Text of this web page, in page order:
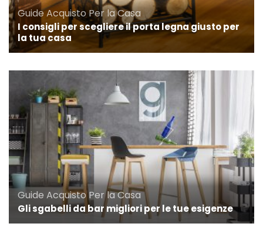
Guide Acquisto Per la Casa
I consigli per scegliere il porta legna giusto per
la tua casa
Guide Acquisto Per la Casa
Gli sgabelli da bar migliori per le tue esigenze